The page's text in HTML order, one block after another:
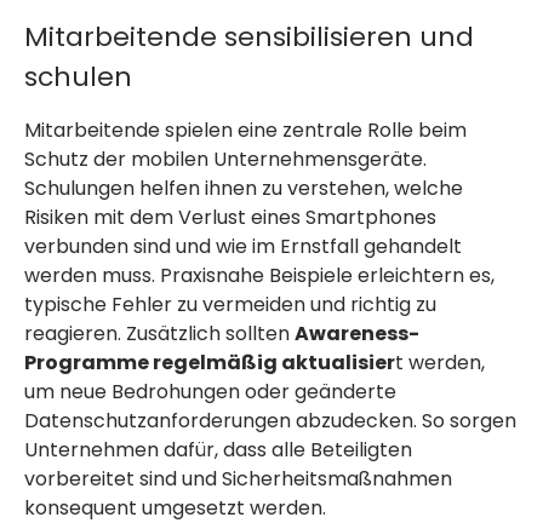
Mitarbeitende sensibilisieren und
schulen
Mitarbeitende spielen eine zentrale Rolle beim
Schutz der mobilen Unternehmensgeräte.
Schulungen helfen ihnen zu verstehen, welche
Risiken mit dem Verlust eines Smartphones
verbunden sind und wie im Ernstfall gehandelt
werden muss. Praxisnahe Beispiele erleichtern es,
typische Fehler zu vermeiden und richtig zu
reagieren. Zusätzlich solltenAwareness-
Programme regelmäßig aktualisiert werden,
um neue Bedrohungen oder geänderte
Datenschutzanforderungen abzudecken. So sorgen
Unternehmen dafür, dass alle Beteiligten
vorbereitet sind und Sicherheitsmaßnahmen
konsequent umgesetzt werden.